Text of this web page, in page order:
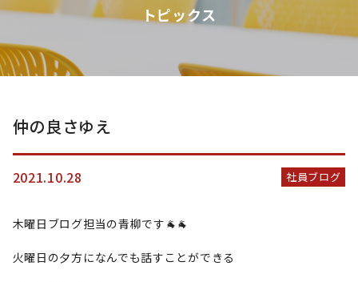
トピックス
仲の良さゆえ
2021.10.28 社員ブログ
木曜日ブログ担当の青柳です🐐🐐
火曜日の夕方になんでも話すことができる